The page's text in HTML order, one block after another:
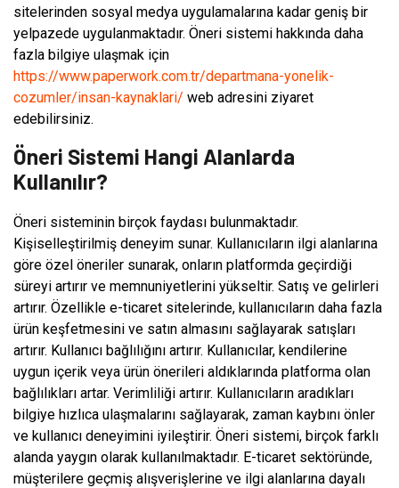
sitelerinden sosyal medya uygulamalarına kadar geniş bir
yelpazede uygulanmaktadır. Öneri sistemi hakkında daha
fazla bilgiye ulaşmak için
https://www.paperwork.com.tr/departmana-yonelik-
cozumler/insan-kaynaklari/ web adresini ziyaret
edebilirsiniz.
Öneri Sistemi Hangi Alanlarda
Kullanılır?
Öneri sisteminin birçok faydası bulunmaktadır.
Kişiselleştirilmiş deneyim sunar. Kullanıcıların ilgi alanlarına
göre özel öneriler sunarak, onların platformda geçirdiği
süreyi artırır ve memnuniyetlerini yükseltir. Satış ve gelirleri
artırır. Özellikle e-ticaret sitelerinde, kullanıcıların daha fazla
ürün keşfetmesini ve satın almasını sağlayarak satışları
artırır. Kullanıcı bağlılığını artırır. Kullanıcılar, kendilerine
uygun içerik veya ürün önerileri aldıklarında platforma olan
bağlılıkları artar. Verimliliği artırır. Kullanıcıların aradıkları
bilgiye hızlıca ulaşmalarını sağlayarak, zaman kaybını önler
ve kullanıcı deneyimini iyileştirir. Öneri sistemi, birçok farklı
alanda yaygın olarak kullanılmaktadır. E-ticaret sektöründe,
müşterilere geçmiş alışverişlerine ve ilgi alanlarına dayalı